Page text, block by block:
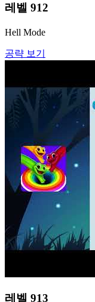
레벨 912
Hell Mode
공략 보기
레벨 913